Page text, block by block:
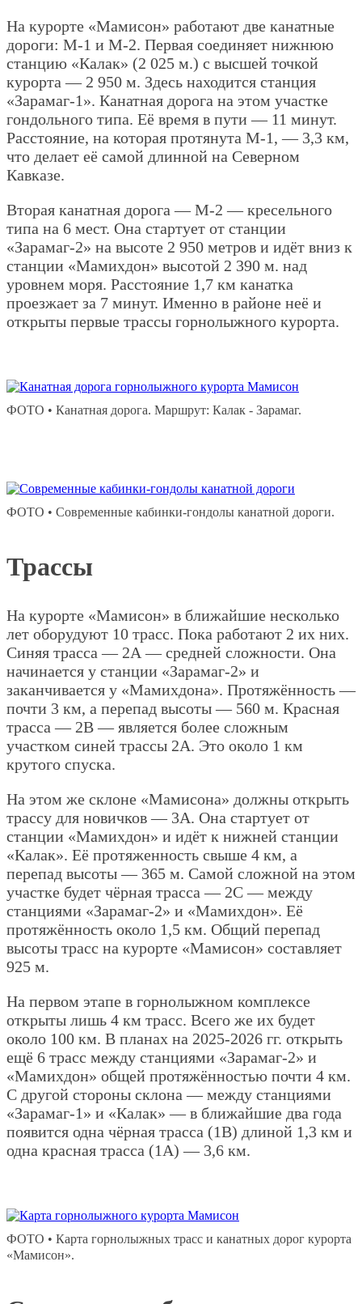
На курорте «Мамисон» работают две канатные
дороги: М-1 и М-2. Первая соединяет нижнюю
станцию «Калак» (2 025 м.) с высшей точкой
курорта — 2 950 м. Здесь находится станция
«Зарамаг-1». Канатная дорога на этом участке
гондольного типа. Её время в пути — 11 минут.
Расстояние, на которая протянута М-1, — 3,3 км,
что делает её самой длинной на Северном
Кавказе.
Вторая канатная дорога — М-2 — кресельного
типа на 6 мест. Она стартует от станции
«Зарамаг-2» на высоте 2 950 метров и идёт вниз к
станции «Мамихдон» высотой 2 390 м. над
уровнем моря. Расстояние 1,7 км канатка
проезжает за 7 минут. Именно в районе неё и
открыты первые трассы горнолыжного курорта.
ФОТО • Канатная дорога. Маршрут: Калак - Зарамаг.
ФОТО • Современные кабинки-гондолы канатной дороги.
Трассы
На курорте «Мамисон» в ближайшие несколько
лет оборудуют 10 трасс. Пока работают 2 их них.
Синяя трасса — 2А — средней сложности. Она
начинается у станции «Зарамаг-2» и
заканчивается у «Мамихдона». Протяжённость —
почти 3 км, а перепад высоты — 560 м. Красная
трасса — 2В — является более сложным
участком синей трассы 2А. Это около 1 км
крутого спуска.
На этом же склоне «Мамисона» должны открыть
трассу для новичков — 3А. Она стартует от
станции «Мамихдон» и идёт к нижней станции
«Калак». Её протяженность свыше 4 км, а
перепад высоты — 365 м. Самой сложной на этом
участке будет чёрная трасса — 2С — между
станциями «Зарамаг-2» и «Мамихдон». Её
протяжённость около 1,5 км. Общий перепад
высоты трасс на курорте «Мамисон» составляет
925 м.
На первом этапе в горнолыжном комплексе
открыты лишь 4 км трасс. Всего же их будет
около 100 км. В планах на 2025-2026 гг. открыть
ещё 6 трасс между станциями «Зарамаг-2» и
«Мамихдон» общей протяжённостью почти 4 км.
С другой стороны склона — между станциями
«Зарамаг-1» и «Калак» — в ближайшие два года
появится одна чёрная трасса (1В) длиной 1,3 км и
одна красная трасса (1А) — 3,6 км.
ФОТО • Карта горнолыжных трасс и канатных дорог курорта
«Мамисон».